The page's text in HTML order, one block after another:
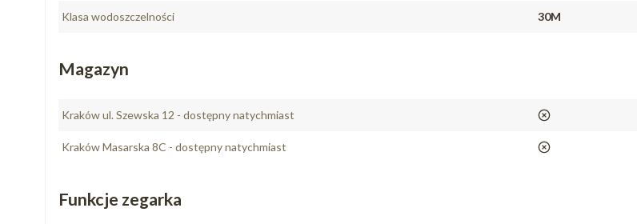
Klasa wodoszczelności 30M
Magazyn
Kraków ul. Szewska 12 - dostępny natychmiast nie
Kraków Masarska 8C - dostępny natychmiast nie
Funkcje zegarka